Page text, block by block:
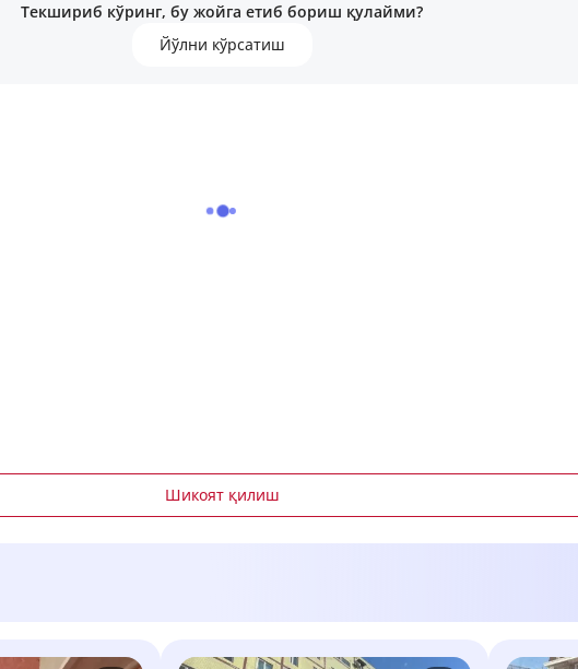
Текшириб кўринг, бу жойга етиб бориш қулайми?
Йўлни кўрсатиш
Шикоят қилиш